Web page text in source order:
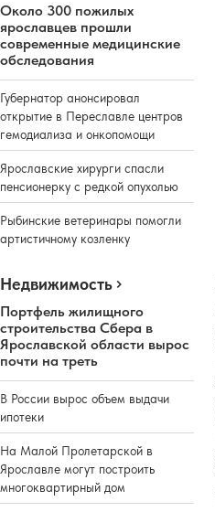
Около 300 пожилых
ярославцев прошли
современные медицинские
обследования
Губернатор анонсировал
открытие в Переславле центров
гемодиализа и онкопомощи
Ярославские хирурги спасли
пенсионерку с редкой опухолью
Рыбинские ветеринары помогли
артистичному козленку
Недвижимость
Портфель жилищного
строительства Сбера в
Ярославской области вырос
почти на треть
В России вырос объем выдачи
ипотеки
На Малой Пролетарской в
Ярославле могут построить
многоквартирный дом